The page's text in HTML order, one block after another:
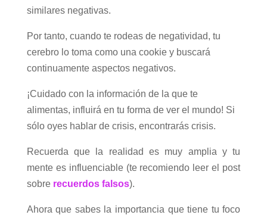
similares negativas.
Por tanto, cuando te rodeas de negatividad, tu
cerebro lo toma como una cookie y buscará
continuamente aspectos negativos.
¡Cuidado con la información de la que te
alimentas, influirá en tu forma de ver el mundo! Si
sólo oyes hablar de crisis, encontrarás crisis.
Recuerda que la realidad es muy amplia y tu
mente es influenciable (te recomiendo leer el post
sobrerecuerdos falsos).
Ahora que sabes la importancia que tiene tu foco